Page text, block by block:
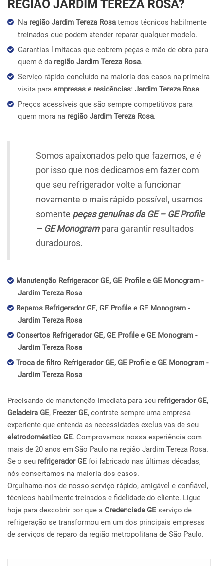
REGIÃO JARDIM TEREZA ROSA?
Na região Jardim Tereza Rosa temos técnicos habilmente
treinados que podem atender reparar qualquer modelo.
Garantias limitadas que cobrem peças e mão de obra para
quem é da região Jardim Tereza Rosa.
Serviço rápido concluído na maioria dos casos na primeira
visita para empresas e residências: Jardim Tereza Rosa.
Preços acessíveis que são sempre competitivos para
quem mora na região Jardim Tereza Rosa.
Somos apaixonados pelo que fazemos, e é
por isso que nos dedicamos em fazer com
que seu refrigerador volte a funcionar
novamente o mais rápido possível, usamos
somente peças genuínas da GE – GE Profile
– GE Monogrampara garantir resultados
duradouros.
Manutenção Refrigerador GE, GE Profile e GE Monogram -
Jardim Tereza Rosa
Reparos Refrigerador GE, GE Profile e GE Monogram -
Jardim Tereza Rosa
Consertos Refrigerador GE, GE Profile e GE Monogram -
Jardim Tereza Rosa
Troca de filtro Refrigerador GE, GE Profile e GE Monogram -
Jardim Tereza Rosa
Precisando de manutenção imediata para seu refrigerador GE,
Geladeira GE, Freezer GE, contrate sempre uma empresa
experiente que entenda as necessidades exclusivas de seu
eletrodoméstico GE. Comprovamos nossa experiência com
mais de 20 anos em São Paulo na região Jardim Tereza Rosa.
Se o seu refrigerador GE foi fabricado nas últimas décadas,
nós consertamos na maioria dos casos.
Orgulhamo-nos de nosso serviço rápido, amigável e confiável,
técnicos habilmente treinados e fidelidade do cliente. Ligue
hoje para descobrir por que a Credenciada GE serviço de
refrigeração se transformou em um dos principais empresas
de serviços de reparo da região metropolitana de São Paulo.